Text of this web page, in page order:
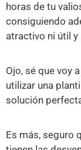
horas de tu
consiguiendo
atractivo ni útil
Ojo, sé que voy
utilizar una
solución
Es más, seguro